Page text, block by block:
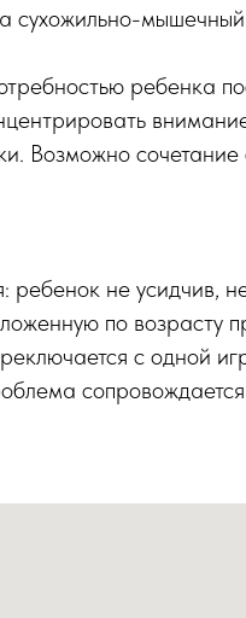
сухожильно-
ребенка
Возможно сочетание
не усидчив,
по возрасту
с одной